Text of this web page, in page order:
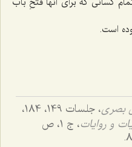
است.
بصری
، جلسات 149، 184،
و روایات
، ج 1، ص